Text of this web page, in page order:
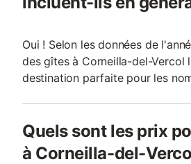
Oui ! Selon les données de
des gîtes à Corneilla-del-Vercol
destination parfaite pour les
Quels sont les prix
à Corneilla-del-